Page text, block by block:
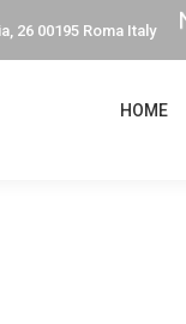
26 00195 Roma Italy
HOME